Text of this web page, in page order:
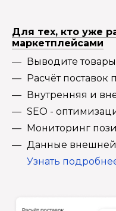
Для тех, кто уже
маркетплейсами
Выводите товары
Расчёт поставок
Внутренняя и
SEO -
Мониторинг
Данные внешней
Узнать